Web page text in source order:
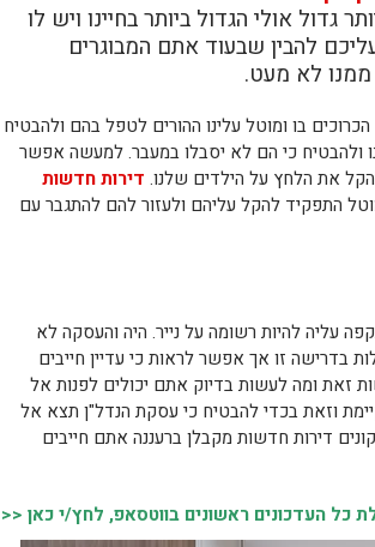
אולי הגדול ביותר בחיינו ויש לו
להבין שבעוד אתם המבוגרים
לא מעט.
בו ומוטל עלינו ההורים לטפל בהם ולהבטיח
ולהבטיח כי הם לא יסבלו במעבר. למעשה אפשר
את הלחץ על הילדים שלנו. דירות חדשות
התפקיד להקל עליהם ולעזור להם להתגבר עם
עליה להיות רשומה על נייר. היה והעסקה לא
בדרישה זו אך אפשר לראות כי עדיין חייבים
ומה לעשות בדיוק אתם יכולים לפנות אל
וזאת בכדי להבטיח כי עסקת הנדל"ן תצא אל
דירות חדשות מקבלן ברעננה אתם חייבים
העדכונים ראשונים בווטסאפ, לחץ/י כאן <<